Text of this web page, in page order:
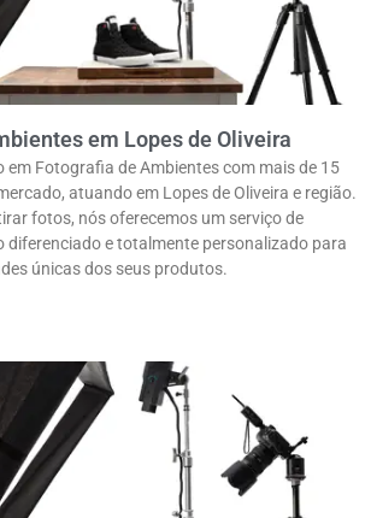
em Lopes de Oliveira
em Fotografia de Ambientes com mais de 15
atuando em Lopes de Oliveira e região.
fotos, nós oferecemos um serviço de
e totalmente personalizado para
únicas dos seus produtos.